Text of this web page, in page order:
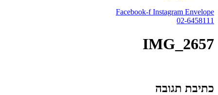
Facebook-f Instagram Envelope
02-6458111
IMG_2657
כתיבת תגובה